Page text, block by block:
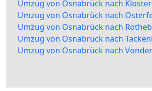
Umzug von Osnabrück nach
Umzug von Osnabrück nach
Umzug von Osnabrück nach
Umzug von Osnabrück nach
Umzug von Osnabrück nach